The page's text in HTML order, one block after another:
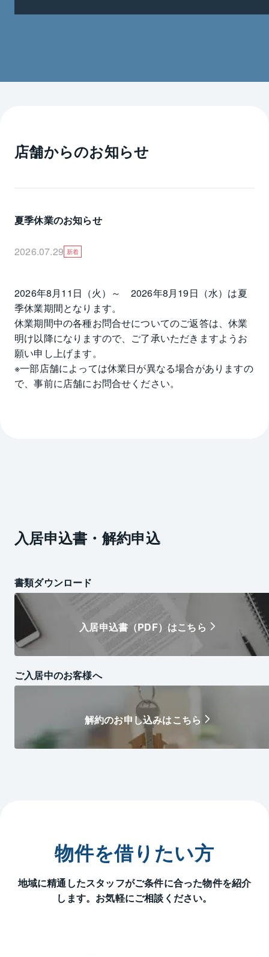
店舗からのお知らせ
夏季休業のお知らせ
2026.07.29 新着
2026年8月11日（火）～　2026年8月19日（水）は夏
季休業期間となります。
休業期間中の各種お問合せについてのご返答は、休業
明け以降になりますので、ご了承いただきますようお
願い申し上げます。
※一部店舗によっては休業日が異なる場合がありますの
で、事前に店舗にお問合せください。
入居申込書・解約申込
書類ダウンロード
入居申込書（PDF）はこちら
ご入居中のお客様へ
解約のお申し込みはこちら
物件を借りたい方
地域に精通したスタッフがご条件に合った物件を紹介
します。お気軽にご相談ください。